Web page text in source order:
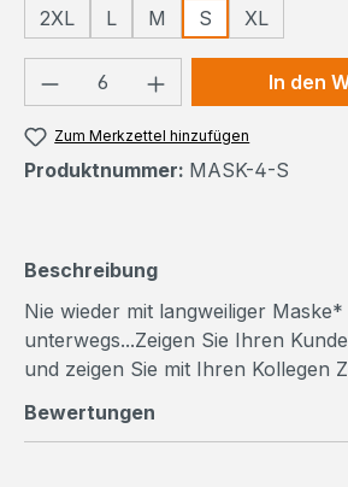
2XL
L M S XL
Produkt Anzahl: GibIn den
Zum Merkzettel hinzufügen
Produktnummer: MASK-4-S
Beschreibung
Nie wieder mit langweiliger Maske*
unterwegs...Zeigen Sie Ihren
und zeigen Sie mit Ihren Kollegen
Bewertungen